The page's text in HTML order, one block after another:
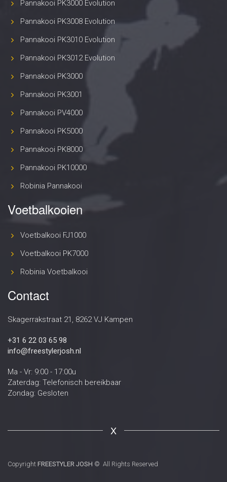
Pannakooi PK3000 Evolution
Pannakooi PK3008 Evolution
Pannakooi PK3010 Evolution
Pannakooi PK3012 Evolution
Pannakooi PK3000
Pannakooi PK3001
Pannakooi PV4000
Pannakooi PK5000
Pannakooi PK8000
Pannakooi PK10000
Robinia Pannakooi
Voetbalkooien
Voetbalkooi FJ1000
Voetbalkooi PK7000
Robinia Voetbalkooi
Contact
Skagerrakstraat 21, 8262 VJ Kampen
+31 6 22 03 65 98
info@freestylerjosh.nl
Ma - Vr: 9:00 - 17:00u
Zaterdag: Telefonisch bereikbaar
Zondag: Gesloten
X
Copyright FREESTYLER JOSH © All Rights Reserved